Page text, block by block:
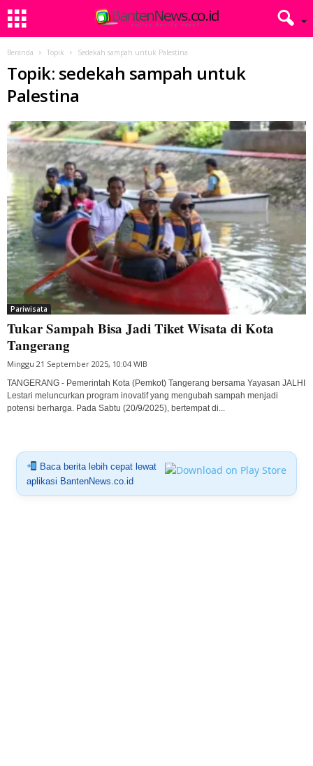
Beranda Topik Sedekah sampah untuk Palestina
Topik: sedekah sampah untuk
Palestina
Pariwisata
Tukar Sampah Bisa Jadi Tiket Wisata di Kota
Tangerang
Minggu 21 September 2025, 10:04 WIB
TANGERANG - Pemerintah Kota (Pemkot) Tangerang bersama Yayasan JALHI
Lestari meluncurkan program inovatif yang mengubah sampah menjadi
potensi berharga. Pada Sabtu (20/9/2025), bertempat di...
Baca berita lebih cepat lewat
aplikasi BantenNews.co.id